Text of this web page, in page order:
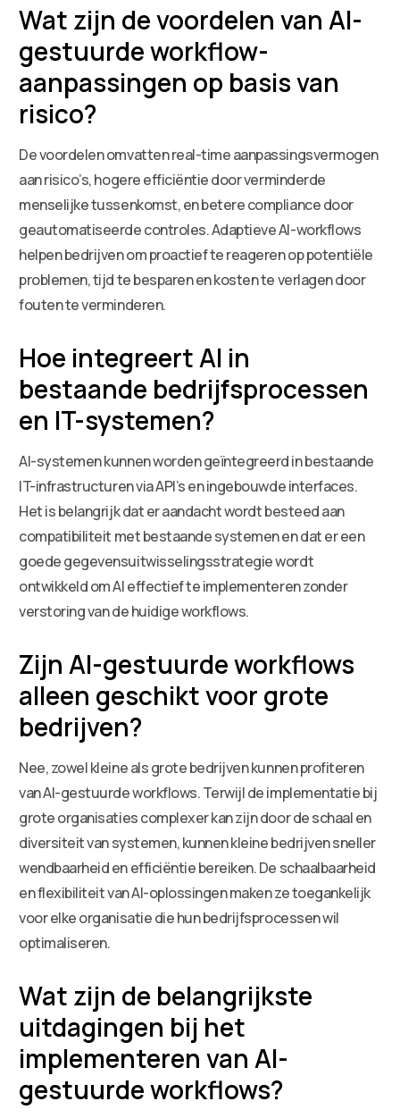
Wat zijn de voordelen van AI-
gestuurde workflow-
aanpassingen op basis van
risico?
De voordelen omvatten real-time aanpassingsvermogen
aan risico’s, hogere efficiëntie door verminderde
menselijke tussenkomst, en betere compliance door
geautomatiseerde controles. Adaptieve AI-workflows
helpen bedrijven om proactief te reageren op potentiële
problemen, tijd te besparen en kosten te verlagen door
fouten te verminderen.
Hoe integreert AI in
bestaande bedrijfsprocessen
en IT-systemen?
AI-systemen kunnen worden geïntegreerd in bestaande
IT-infrastructuren via API’s en ingebouwde interfaces.
Het is belangrijk dat er aandacht wordt besteed aan
compatibiliteit met bestaande systemen en dat er een
goede gegevensuitwisselingsstrategie wordt
ontwikkeld om AI effectief te implementeren zonder
verstoring van de huidige workflows.
Zijn AI-gestuurde workflows
alleen geschikt voor grote
bedrijven?
Nee, zowel kleine als grote bedrijven kunnen profiteren
van AI-gestuurde workflows. Terwijl de implementatie bij
grote organisaties complexer kan zijn door de schaal en
diversiteit van systemen, kunnen kleine bedrijven sneller
wendbaarheid en efficiëntie bereiken. De schaalbaarheid
en flexibiliteit van AI-oplossingen maken ze toegankelijk
voor elke organisatie die hun bedrijfsprocessen wil
optimaliseren.
Wat zijn de belangrijkste
uitdagingen bij het
implementeren van AI-
gestuurde workflows?